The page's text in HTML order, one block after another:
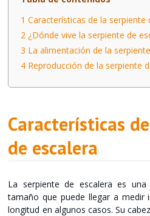
1 Características de la serpiente
2 ¿Dónde vive la serpiente de
3 La alimentación de la
4 Reproducción de la serpiente
Características
de escalera
La serpiente de escalera es
tamaño que puede llegar a medir
longitud en algunos casos. Su